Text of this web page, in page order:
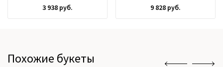
3 938 руб. 9 828 руб.
Похожие букеты